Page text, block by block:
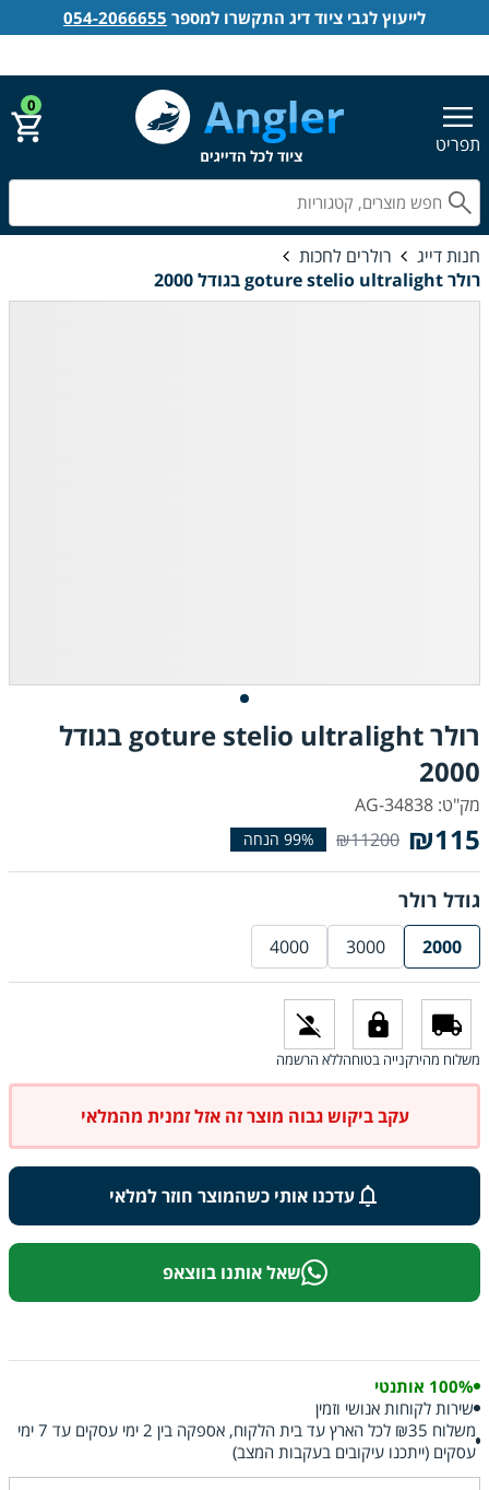
תפריט
0
חנות דייג
רולרים לחכות
רולר goture stelio ultralight בגודל 2000
רולר goture stelio ultralight בגודל
2000
מק"ט: AG-34838
₪115
₪11200
גודל רולר
2000
3000
4000
משלוח מהירקנייה בטוחהללא הרשמה
עקב ביקוש גבוה מוצר זה אזל זמנית מהמלאי
עדכנו אותי כשהמוצר חוזר למלאי
שאל אותנו בווצאפ
100% אותנטי
שירות לקוחות אנושי וזמין
משלוח ₪35 לכל הארץ עד בית הלקוח, אספקה בין 2 ימי עסקים עד 7 ימי
עסקים (ייתכנו עיקובים בעקבות המצב)
לייעוץ לגבי ציוד דיג התקשרו למספר 054-2066655